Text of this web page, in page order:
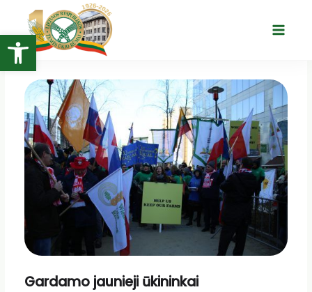
Open toolbar
turinio
Main
Gardamo jaunieji ūkininkai